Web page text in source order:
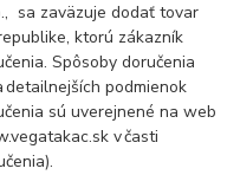
sa zaväzuje dodať tovar
ktorú zákazník
Spôsoby doručenia
podmienok
sú uverejnené na web
v časti